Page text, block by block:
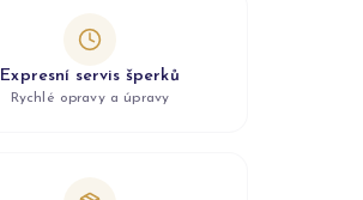
Expresní servis šperků
Rychlé opravy a úpravy